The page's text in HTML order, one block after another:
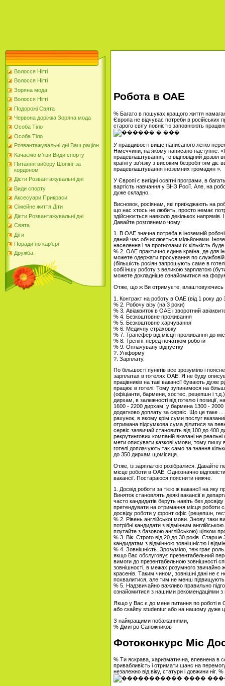
Волосся Нігті
Волосся Нігті
Зоряна мода
Волосся Нігті
Подорожі Свята
Червона доріжка Зоряна мода
Особа Тіло
Особа Тіло
Розвантажувальні дні Ваш раціон
Качаємо м'язи Види спорту
Питання вибору Шопінг за
кордоном
Дієти Розвантажувальні дні
Види спорту
Аксесуари Прикраси
Сімейне життя Діти
Дієти Розвантажувальні дні
Свята
Діти
Поради по кар'єрі
Дружба
Робота в ОАЕ
% Багато в пошуках кращого життя
Європа не відчуває потреби в російських
старого світу повністю заповнюють
У правдивості вище написаного легко
Німеччини, на якому написано наступне:
працевлаштування, то відповідний дозвіл
країні у зв'язку з високим безробіттям
працевлаштування іноземних громадян ».
У Європі є вигідні освітні програми, в
вартість навчання у ВНЗ Росії. Але, на
дуже складно.
Висновок, росіянам, які приїжджають на
що нас хтось не любить, просто немає
здійснюється навколо декількох
Давайте розглянемо чому:
1. В ОАЕ значна потреба в іноземній
даний час обчислюється мільйонами.
населення і за прогнозами їх кількість
% 2. ОАЕ практично єдина країна, де для
можете одержати просування по
(більшість росіян запрошують саме в
собі іншу роботу з великою зарплатою
можете докладніше ознайомитися на
Отже, що ж Ви отримуєте, влаштовуючись
1. Контракт на роботу в ОАЕ (від 1 року до
% 2. Робочу візу (на 3 роки)
% 3. Авіаквиток в ОАЕ і зворотний
% 4. Безкоштовне проживання
% 5. Безкоштовне харчування
% 6. Медичну страховку
% 7. Трансфер від місця проживання до
% 8. Тренінг перед початком роботи
% 9. Оплачувану відпустку
?. Уніформу
?. Зарплату.
По більшості пунктів все зрозуміло і
зарплатах в готелях ОАЕ. Я не буду
працівників на такі вакансії бувають
працює в готелі. Тому зупинимося на
(офіціанти, бармени, хостес, рецепшн і
дирхам, в залежності від готелю і
1600 - 2200 дирхам, у бармена 1300 - 2000
додатково доплату за сервіс. Що це таке
рахунок, в якому крім суми послуг
отримана підсумкова сума ділитися за
сервіс зазвичай становить від 100 до 400
рекрутингових компаній вказані не
мети описувати казкові умови, тому пишу
готелі доплачують так само за знання
до 350 дирхам щомісяця.
Отже, із зарплатою розібралися. Давайте
місце роботи в ОАЕ. Однозначно
вакансії. Постараюся пояснити нижче.
1. Досвід роботи за тією ж вакансії на
Виняток становлять деякі вакансії в
часто кандидатів беруть навіть без
претендувати на отримання місця роботи
досвіду роботи у фронт офіс (рецепшн,
% 2. Рівень англійської мови. Знову таки
потрібні кандидати з відмінним
плутайте з базовою англійською) цілком
% 3. Вік. Строго від 20 до 30 років.
кандидатам з відмінною зовнішністю і
% 4. Зовнішність. Зрозуміло, теж грає
якщо Вас обслуговує презентабельний
вимоги до презентабельною зовнішності
зовнішності, в межах розумного звичайно
красенів. Таким чином, зовнішні дані не
похвалитися, але тим не менш
% 5. Надзвичайно важливо правильно
ознайомитися з нашими рекомендаціями з
Якщо у Вас є до мене питання по роботі в
або скайпу studentur або на нашому дуже
З найкращими побажаннями,
% Дмитро Сапожников
Фотоконкурс Міс
% Ти яскрава, харизматична, впевнена в
привабливість і отримати шанс на
незалежно від віку, статури і довжини ніг. %